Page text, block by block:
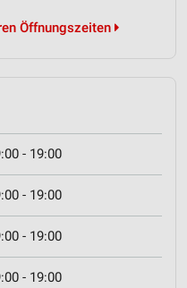
Öffnungszeiten
- 19:00
- 19:00
- 19:00
- 19:00